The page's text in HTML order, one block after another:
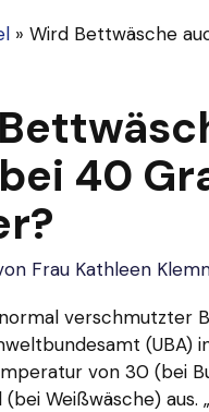
» Wird Bettwäsche
40
Frau Kathleen
verschmutzter
(UBA)
von 30 (bei
Weißwäsche) aus.